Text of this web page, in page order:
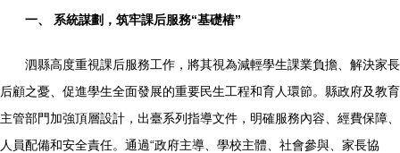
一、 系統謀劃，筑牢課后服務“基礎樁”
泗縣高度重視課后服務工作，將其視為減輕學生課業負擔、解決家長
后顧之憂、促進學生全面發展的重要民生工程和育人環節。縣政府及教育
主管部門加強頂層設計，出臺系列指導文件，明確服務內容、經費保障、
人員配備和安全責任。通過“政府主導、學校主體、社會參與、家長協